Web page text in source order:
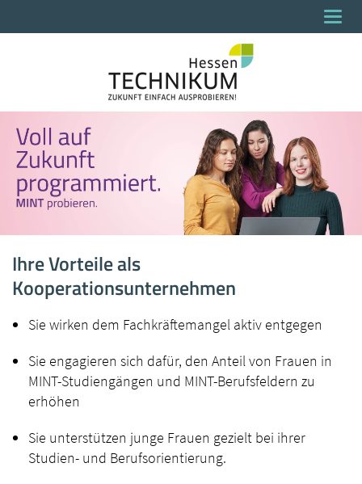
Ihre Vorteile als
Kooperationsunternehmen
Sie wirken dem Fachkräftemangel aktiv entgegen
Sie engagieren sich dafür, den Anteil von Frauen in
MINT-Studiengängen und MINT-Berufsfeldern zu
erhöhen
Sie unterstützen junge Frauen gezielt bei ihrer
Studien- und Berufsorientierung.